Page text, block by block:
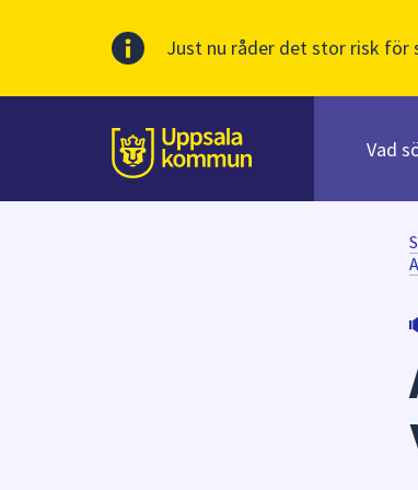
Just nu råder det stor risk för
Till sidans
huvudinnehåll
innehåll